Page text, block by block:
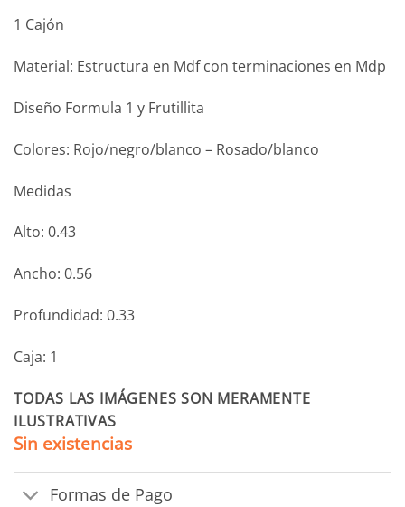
1 Cajón
Material: Estructura en Mdf con terminaciones en Mdp
Diseño Formula 1 y Frutillita
Colores: Rojo/negro/blanco – Rosado/blanco
Medidas
Alto: 0.43
Ancho: 0.56
Profundidad: 0.33
Caja: 1
TODAS LAS IMÁGENES SON MERAMENTE
ILUSTRATIVAS
Sin existencias
Formas de Pago